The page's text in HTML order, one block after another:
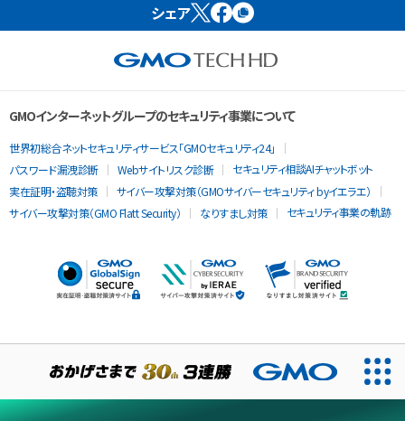
シェア
GMOインターネットグループのセキュリティ事業について
世界初総合ネットセキュリティサービス「GMOセキュリティ24」
パスワード漏洩診断
Webサイトリスク診断
セキュリティ相談AIチャットボット
実在証明・盗聴対策
サイバー攻撃対策（GMOサイバーセキュリティ byイエラエ）
サイバー攻撃対策（GMO Flatt Security）
なりすまし対策 セキュリティ事業の軌跡
当ウェブサイトでは、サービスの提供および品質向上とトラフィッ